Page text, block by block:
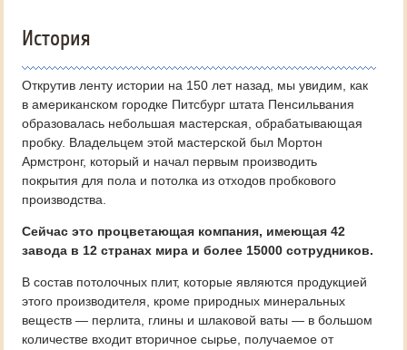
История
Открутив ленту истории на 150 лет назад, мы увидим, как
в американском городке Питсбург штата Пенсильвания
образовалась небольшая мастерская, обрабатывающая
пробку. Владельцем этой мастерской был Мортон
Армстронг, который и начал первым производить
покрытия для пола и потолка из отходов пробкового
производства.
Сейчас это процветающая компания, имеющая 42
завода в 12 странах мира и более 15000 сотрудников.
В состав потолочных плит, которые являются продукцией
этого производителя, кроме природных минеральных
веществ — перлита, глины и шлаковой ваты — в большом
количестве входит вторичное сырье, получаемое от